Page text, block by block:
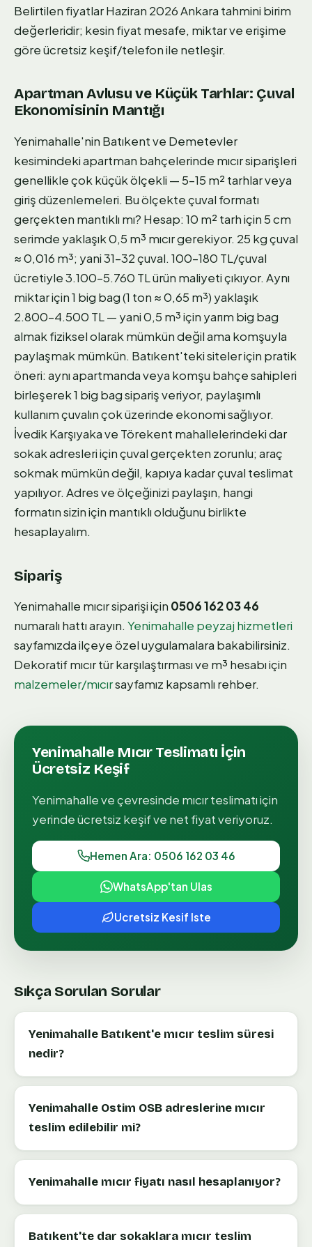
Belirtilen fiyatlar Haziran 2026 Ankara tahmini birim
değerleridir; kesin fiyat mesafe, miktar ve erişime
göre ücretsiz keşif/telefon ile netleşir.
Apartman Avlusu ve Küçük Tarhlar: Çuval
Ekonomisinin Mantığı
Yenimahalle'nin Batıkent ve Demetevler
kesimindeki apartman bahçelerinde mıcır siparişleri
genellikle çok küçük ölçekli — 5–15 m² tarhlar veya
giriş düzenlemeleri. Bu ölçekte çuval formatı
gerçekten mantıklı mı? Hesap: 10 m² tarh için 5 cm
serimde yaklaşık 0,5 m³ mıcır gerekiyor. 25 kg çuval
≈ 0,016 m³; yani 31–32 çuval. 100–180 TL/çuval
ücretiyle 3.100–5.760 TL ürün maliyeti çıkıyor. Aynı
miktar için 1 big bag (1 ton ≈ 0,65 m³) yaklaşık
2.800–4.500 TL — yani 0,5 m³ için yarım big bag
almak fiziksel olarak mümkün değil ama komşuyla
paylaşmak mümkün. Batıkent'teki siteler için pratik
öneri: aynı apartmanda veya komşu bahçe sahipleri
birleşerek 1 big bag sipariş veriyor, paylaşımlı
kullanım çuvalın çok üzerinde ekonomi sağlıyor.
İvedik Karşıyaka ve Törekent mahallelerindeki dar
sokak adresleri için çuval gerçekten zorunlu; araç
sokmak mümkün değil, kapıya kadar çuval teslimat
yapılıyor. Adres ve ölçeğinizi paylaşın, hangi
formatın sizin için mantıklı olduğunu birlikte
hesaplayalım.
Sipariş
Yenimahalle mıcır siparişi için 0506 162 03 46
numaralı hattı arayın. Yenimahalle peyzaj hizmetleri
sayfamızda ilçeye özel uygulamalara bakabilirsiniz.
Dekoratif mıcır tür karşılaştırması ve m³ hesabı için
malzemeler/mıcırsayfamız kapsamlı rehber.
Yenimahalle Mıcır Teslimatı İçin
Ücretsiz Keşif
Yenimahalleve çevresinde mıcır teslimatıiçin
yerinde ücretsiz keşif ve net fiyat veriyoruz.
Hemen Ara: 0506 162 03 46
WhatsApp'tan Ulas
Ucretsiz Kesif Iste
Sıkça Sorulan Sorular
Yenimahalle Batıkent'e mıcır teslim süresi
nedir?
Yenimahalle Ostim OSB adreslerine mıcır
teslim edilebilir mi?
Yenimahalle mıcır fiyatı nasıl hesaplanıyor?
Batıkent'te dar sokaklara mıcır teslim